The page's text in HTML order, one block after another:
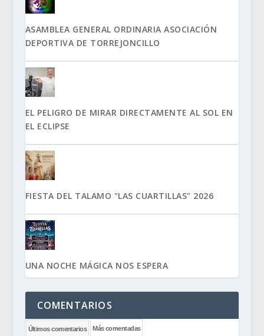
ASAMBLEA GENERAL ORDINARIA ASOCIACIÓN
DEPORTIVA DE TORREJONCILLO
EL PELIGRO DE MIRAR DIRECTAMENTE AL SOL EN
EL ECLIPSE
FIESTA DEL TALAMO "LAS CUARTILLAS" 2026
UNA NOCHE MÁGICA NOS ESPERA
COMENTARIOS
Últimos comentarios Más comentadas